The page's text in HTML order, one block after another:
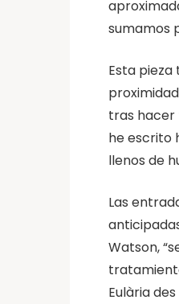
sumamos
Esta
tras hacer
he escrito
llenos de
Las
Watson,
Eulària